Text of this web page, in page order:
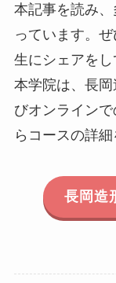
本記事を読み
っています。
生にシェアをし
本学院は、長
びオンライン
らコースの詳
長岡造